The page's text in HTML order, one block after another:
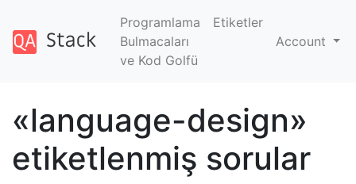
Programlama
Bulmacaları
ve Kod Golfü
Etiketler
Account
«language-design»
etiketlenmiş sorular